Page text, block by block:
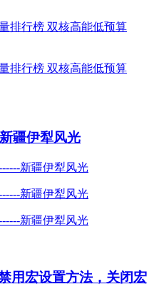
疆伊犁风光
用宏设置方法，关闭宏